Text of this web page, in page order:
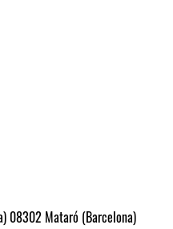
08302 Mataró (Barcelona)